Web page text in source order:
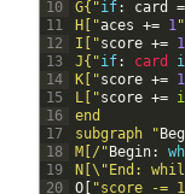
10
11
12
13
14
15
16
17
18
19
20
G{"if: card
H["aces += 1
I["score +=
J{"if: card
K["score +=
L["score +=
end
subgraph "
M[/" Begin:
N[\"End:
O
"score -=